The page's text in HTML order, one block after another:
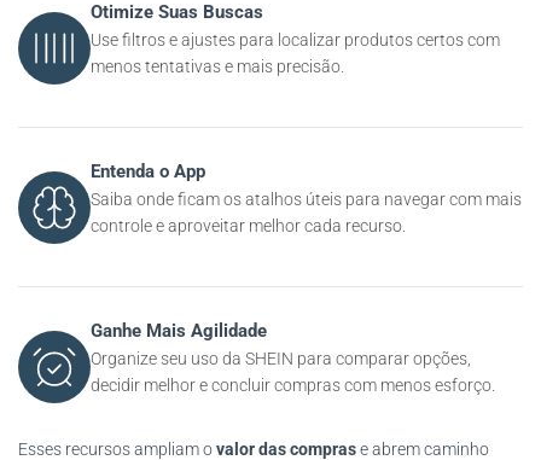
Otimize Suas Buscas
Use filtros e ajustes para localizar produtos certos com
menos tentativas e mais precisão.
Entenda o App
Saiba onde ficam os atalhos úteis para navegar com mais
controle e aproveitar melhor cada recurso.
Ganhe Mais Agilidade
Organize seu uso da SHEIN para comparar opções,
decidir melhor e concluir compras com menos esforço.
Esses recursos ampliam ovalor das comprase abrem caminho